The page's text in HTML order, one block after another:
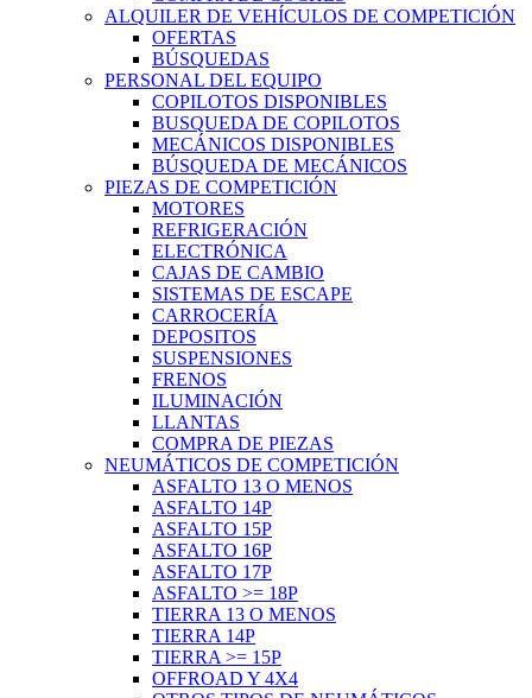
ALQUILER DE VEHÍCULOS DE COMPETICIÓN
OFERTAS
BÚSQUEDAS
PERSONAL DEL EQUIPO
COPILOTOS DISPONIBLES
BUSQUEDA DE COPILOTOS
MECÁNICOS DISPONIBLES
BÚSQUEDA DE MECÁNICOS
PIEZAS DE COMPETICIÓN
MOTORES
REFRIGERACIÓN
ELECTRÓNICA
CAJAS DE CAMBIO
SISTEMAS DE ESCAPE
CARROCERÍA
DEPOSITOS
SUSPENSIONES
FRENOS
ILUMINACIÓN
LLANTAS
COMPRA DE PIEZAS
NEUMÁTICOS DE COMPETICIÓN
ASFALTO 13 O MENOS
ASFALTO 14P
ASFALTO 15P
ASFALTO 16P
ASFALTO 17P
ASFALTO >= 18P
TIERRA 13 O MENOS
TIERRA 14P
TIERRA >= 15P
OFFROAD Y 4X4